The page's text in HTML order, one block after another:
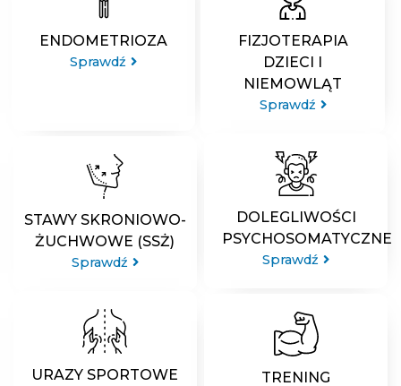
ENDOMETRIOZA
Sprawdź
FIZJOTERAPIA
DZIECI I
NIEMOWLĄT
Sprawdź
STAWY SKRONIOWO-
ŻUCHWOWE (SSŻ)
Sprawdź
DOLEGLIWOŚCI
PSYCHOSOMATYCZNE
Sprawdź
URAZY SPORTOWE
TRENING